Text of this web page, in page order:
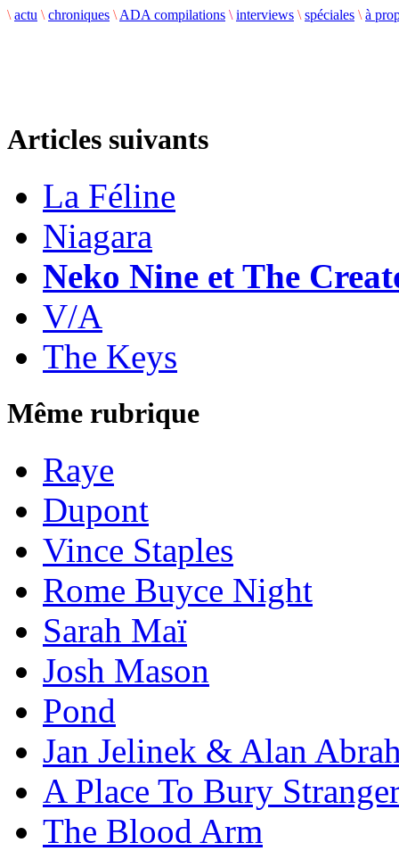
\ actu \ chroniques \ ADA compilations \ interviews \ spéciales \ à
Articles suivants
La Féline
Niagara
Neko Nine et The
V/A
The Keys
Même rubrique
Raye
Dupont
Vince Staples
Rome Buyce Night
Sarah Maï
Josh Mason
Pond
Jan Jelinek & Alan
A Place To Bury
The Blood Arm